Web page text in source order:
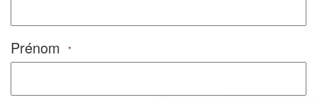
Prénom *